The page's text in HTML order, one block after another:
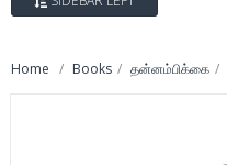
Home Books தன்னம்பிக்கை